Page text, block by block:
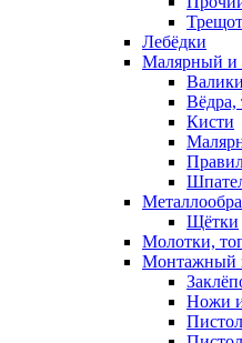
Лебёдки
Малярный и
Вёдра,
Кисти
Щётки
Молотки,
Монтажный
Ножи